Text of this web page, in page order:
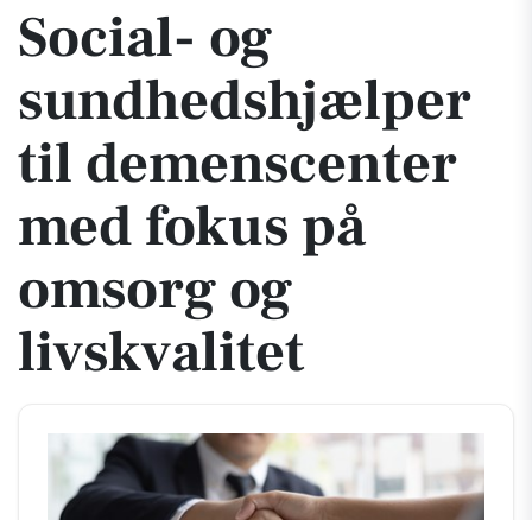
Social- og
sundhedshjælper
til demenscenter
med fokus på
omsorg og
livskvalitet